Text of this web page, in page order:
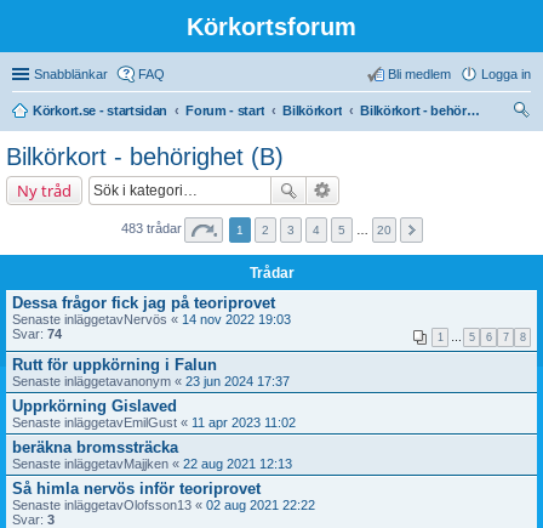
Körkortsforum
Snabblänkar FAQ Logga in
Bli medlem
Körkort.se - startsidan Forum - start Bilkörkort
Bilkörkort - behörighet (B)
Bilkörkort - behörighet (B)
Ny tråd
483 trådar 1 2 3 4 5 20
Trådar
Dessa frågor fick jag på teoriprovet
Senaste inläggetavNervös « 14 nov 2022 19:03
Svar: 74 1 … 5 6 7 8
Rutt för uppkörning i Falun
Senaste inläggetavanonym « 23 jun 2024 17:37
Upprkörning Gislaved
Senaste inläggetavEmilGust « 11 apr 2023 11:02
beräkna bromssträcka
Senaste inläggetavMajjken « 22 aug 2021 12:13
Så himla nervös inför teoriprovet
Senaste inläggetavOlofsson13 « 02 aug 2021 22:22
Svar: 3